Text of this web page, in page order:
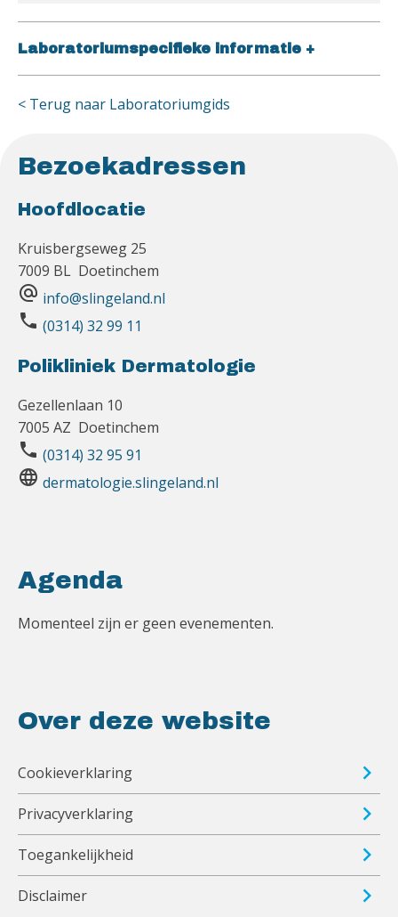
Laboratoriumspecifieke informatie +
< Terug naar Laboratoriumgids
Bezoekadressen
Hoofdlocatie
Kruisbergseweg 25
7009 BL Doetinchem
alternate_email info@slingeland.nl
phone (0314) 32 99 11
Polikliniek Dermatologie
Gezellenlaan 10
7005 AZ Doetinchem
phone (0314) 32 95 91
language dermatologie.slingeland.nl
Agenda
Momenteel zijn er geen evenementen.
Over deze website
Cookieverklaring
Privacyverklaring
Toegankelijkheid
Disclaimer